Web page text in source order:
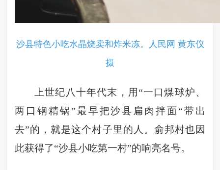
沙县特色小吃水晶烧卖和炸米冻。人民网 黄东仪
摄
上世纪八十年代末，用“一口煤球炉、
两口钢精锅”最早把沙县扁肉拌面“带出
去”的，就是这个村子里的人。俞邦村也因
此获得了“沙县小吃第一村”的响亮名号。